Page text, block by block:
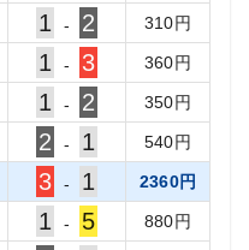
1 - 2 310円
1 - 3 360円
1 - 2 350円
2 - 1 540円
3 - 1 2360円
1 - 5 880円